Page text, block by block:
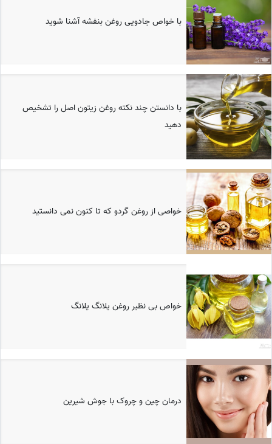
با خواص جادویی روغن بنفشه آشنا شوید
با دانستن چند نکته روغن زیتون اصل را تشخیص
دهید
خواصی از روغن گردو که تا کنون نمی دانستید
خواص بی نظیر روغن یلانگ یلانگ
درمان چین و چروک با جوش شیرین